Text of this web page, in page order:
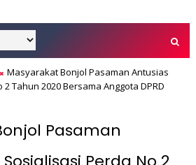
Masyarakat Bonjol Pasaman Antusias
Tahun 2020 Bersama Anggota DPRD
Pasaman